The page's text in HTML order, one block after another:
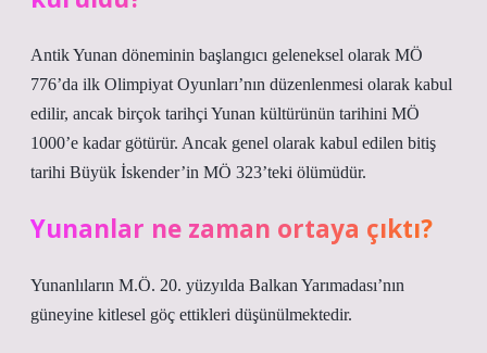
Antik Yunan döneminin başlangıcı geleneksel olarak MÖ
776’da ilk Olimpiyat Oyunları’nın düzenlenmesi olarak kabul
edilir, ancak birçok tarihçi Yunan kültürünün tarihini MÖ
1000’e kadar götürür. Ancak genel olarak kabul edilen bitiş
tarihi Büyük İskender’in MÖ 323’teki ölümüdür.
Yunanlar ne zaman ortaya çıktı?
Yunanlıların M.Ö. 20. yüzyılda Balkan Yarımadası’nın
güneyine kitlesel göç ettikleri düşünülmektedir.